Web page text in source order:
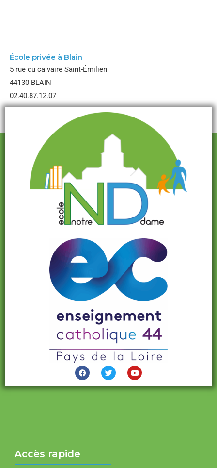
École privée à Blain
5 rue du calvaire Saint-Émilien
44130 BLAIN
02.40.87.12.07
Accès rapide